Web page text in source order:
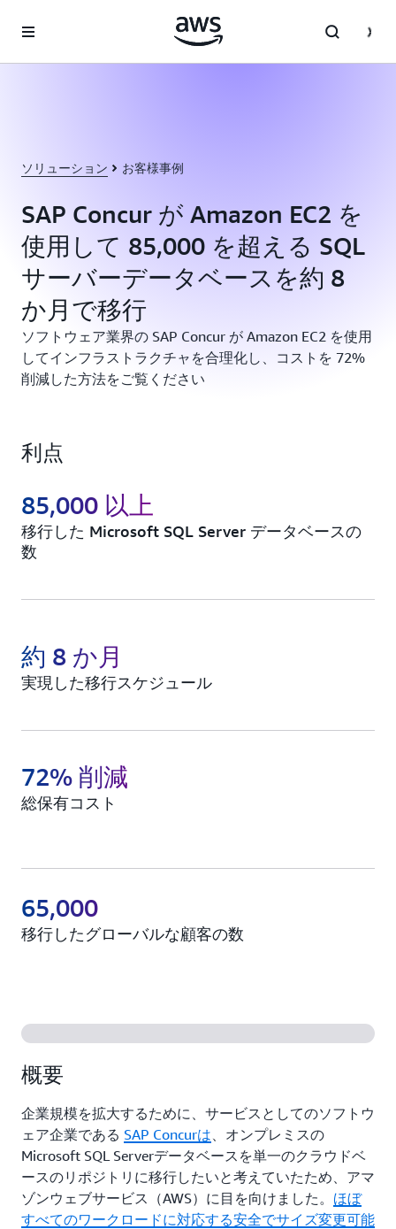
ソリューション お客様事例
SAP Concur が Amazon EC2 を
使用して 85,000 を超える SQL
サーバーデータベースを約 8
か月で移行
ソフトウェア業界の SAP Concur が Amazon EC2 を使用
してインフラストラクチャを合理化し、コストを 72%
削減した方法をご覧ください
利点
移行した Microsoft SQL Server データベースの
数
85,000 以上
実現した移行スケジュール
約 8 か月
総保有コスト
72% 削減
移行したグローバルな顧客の数
65,000
概要
企業規模を拡大するために、サービスとしてのソフトウ
ェア企業である SAP Concurは、オンプレミスの
Microsoft SQL Serverデータベースを単一のクラウドベ
ースのリポジトリに移行したいと考えていたため、アマ
ゾンウェブサービス（AWS）に目を向けました。 ほぼ
すべてのワークロードに対応する安全でサイズ変更可能